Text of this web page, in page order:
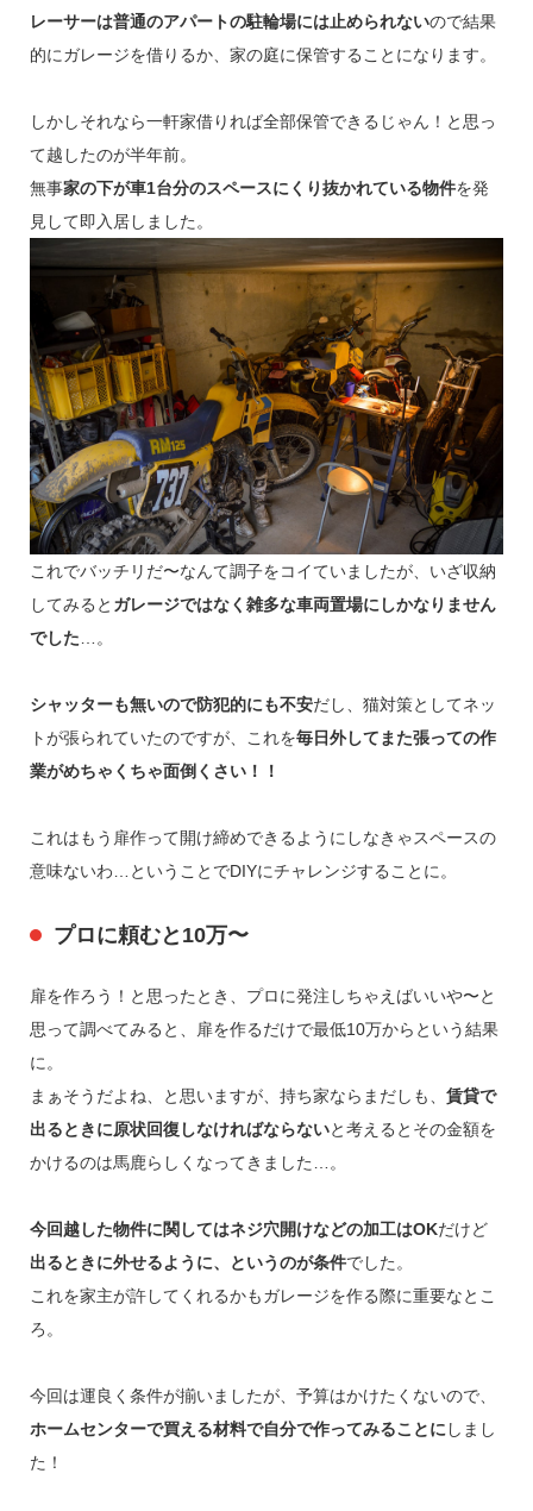
レーサーは普通のアパートの駐輪場には止められないので結果
的にガレージを借りるか、家の庭に保管することになります。
しかしそれなら一軒家借りれば全部保管できるじゃん！と思っ
て越したのが半年前。
無事家の下が車1台分のスペースにくり抜かれている物件を発
見して即入居しました。
これでバッチリだ〜なんて調子をコイていましたが、いざ収納
してみると ガレージではなく雑多な車両置場にしかなりません
でした …。
シャッターも無いので防犯的にも不安だし、猫対策としてネッ
トが張られていたのですが、これを毎日外してまた張っての作
業がめちゃくちゃ面倒くさい！！
これはもう扉作って開け締めできるようにしなきゃスペースの
意味ないわ…ということでDIYにチャレンジすることに。
プロに頼むと10万〜
扉を作ろう！と思ったとき、プロに発注しちゃえばいいや〜と
思って調べてみると、扉を作るだけで最低10万からという結果
に。
まぁそうだよね、と思いますが、持ち家ならまだしも、 賃貸で
出るときに原状回復しなければならないと考えるとその金額を
かけるのは馬鹿らしくなってきました…。
今回越した物件に関してはネジ穴開けなどの加工はOKだけど
出るときに外せるように、というのが条件でした。
これを家主が許してくれるかもガレージを作る際に重要なとこ
ろ。
今回は運良く条件が揃いましたが、予算はかけたくないので、
ホームセンターで買える材料で自分で作ってみることに しまし
た！